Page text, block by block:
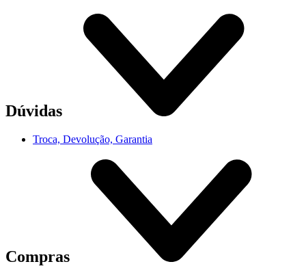
Dúvidas
Troca, Devolução, Garantia
Compras